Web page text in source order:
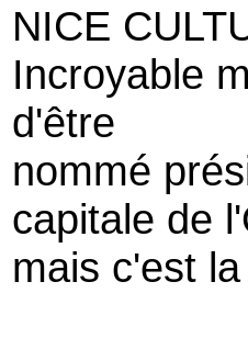
NICE
Incroyable
d'être
nommé
capitale de
mais c'est